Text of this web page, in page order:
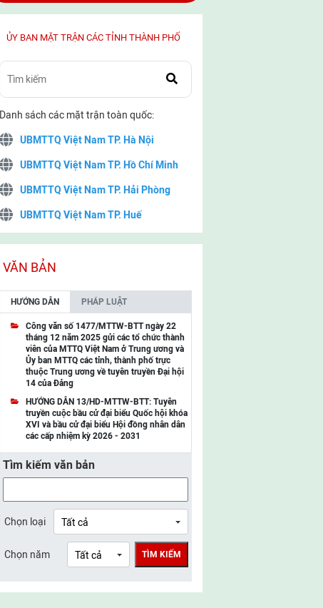
ỦY BAN MẶT TRẬN CÁC TỈNH THÀNH PHỐ
Danh sách các mặt trận toàn quốc:
UBMTTQ Việt Nam TP. Hà Nội
UBMTTQ Việt Nam TP. Hồ Chí Minh
UBMTTQ Việt Nam TP. Hải Phòng
UBMTTQ Việt Nam TP. Huế
UBMTTQ Việt Nam TP. Cần Thơ
UBMTTQ Việt Nam tỉnh Quảng Ninh
UBMTTQ Việt Nam tỉnh Cao Bằng
UBMTTQ Việt Nam tỉnh Lạng Sơn
UBMTTQ Việt Nam tỉnh Lai Châu
UBMTTQ Việt Nam tỉnh Điện Biên
UBMTTQ Việt Nam tỉnh Sơn La
UBMTTQ Việt Nam tỉnh Thanh Hóa
UBMTTQ Việt Nam tỉnh Nghệ An
UBMTTQ Việt Nam tỉnh Lào Cai
UBMTTQ Việt Nam tỉnh Thái Nguyên
VĂN BẢN
HƯỚNG DẪN PHÁP LUẬT
Công văn số 1477/MTTW-BTT ngày 22
tháng 12 năm 2025 gửi các tổ chức thành
viên của MTTQ Việt Nam ở Trung ương và
Ủy ban MTTQ các tỉnh, thành phố trực
thuộc Trung ương về tuyên truyền Đại hội
14 của Đảng
HƯỚNG DẪN 13/HD-MTTW-BTT: Tuyên
truyền cuộc bầu cử đại biểu Quốc hội khóa
XVI và bầu cử đại biểu Hội đồng nhân dân
các cấp nhiệm kỳ 2026 - 2031
Tìm kiếm văn bản
Chọn loại
Chọn năm TÌM KIẾM